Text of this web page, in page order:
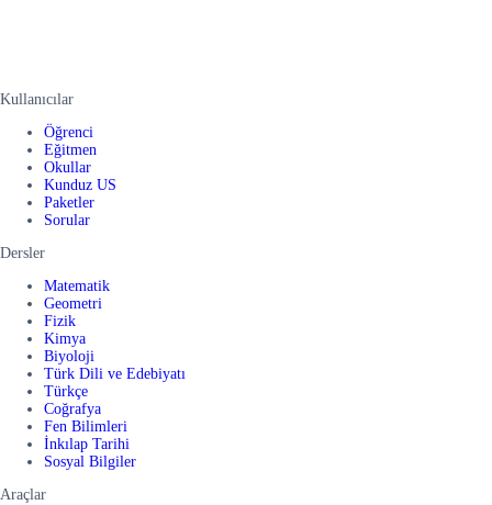
Kullanıcılar
Öğrenci
Eğitmen
Okullar
Kunduz US
Paketler
Sorular
Dersler
Matematik
Geometri
Fizik
Kimya
Biyoloji
Türk Dili ve Edebiyatı
Türkçe
Coğrafya
Fen Bilimleri
İnkılap Tarihi
Sosyal Bilgiler
Araçlar